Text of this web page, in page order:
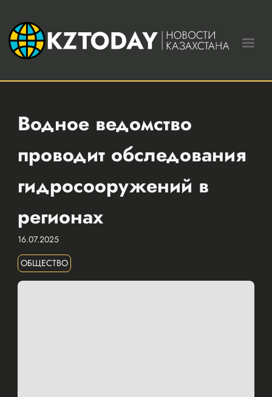
Водное ведомство
проводит обследования
гидросооружений в
регионах
16.07.2025
ОБЩЕСТВО